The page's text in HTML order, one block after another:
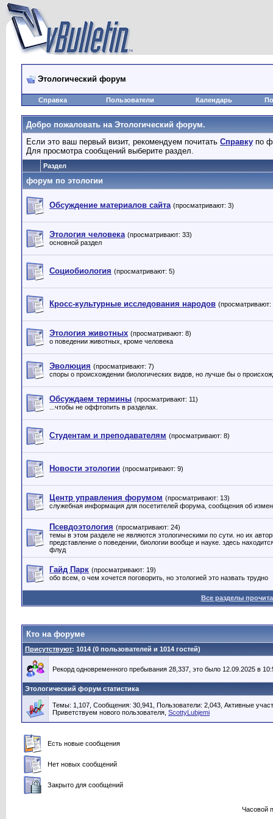
Этологический форум
Справка Пользователи Календарь
Добро пожаловать на Этологический форум.
Если это ваш первый визит, рекомендуем почитать Справку по
Для просмотра сообщений выберите раздел.
Раздел
форум по этологии
Обсуждение материалов сайта (просматривают: 3)
Этология человека (просматривают: 33)
основной раздел
Социобиология (просматривают: 5)
Кросс-культурные исследования народов (просматривают:
Этология животных (просматривают: 8)
о поведении животных, кроме человека
Эволюция (просматривают: 7)
споры о происхождении биологических видов, но лучше бы о
Обсуждаем термины (просматривают: 11)
...чтобы не оффтопить в разделах.
Студентам и преподавателям (просматривают: 8)
Новости этологии (просматривают: 9)
Центр управления форумом (просматривают: 13)
служебная информация для посетителей форума, сообщения об
Псевдоэтология (просматривают: 24)
темы в этом разделе не являются этологическими по сути. но их
представление о поведении, биологии вообще и науке. здесь
флуд
Гайд Парк (просматривают: 19)
обо всем, о чем хочется поговорить, но этологией это назвать трудно
Все разделы
Кто на форуме
Присутствуют: 1014 (0 пользователей и 1014 гостей)
Рекорд одновременного пребывания 28,337, это было 12.09.2025 в
Этологический форум статистика
Темы: 1,107, Сообщения: 30,941, Пользователи: 2,043, Активные
Приветствуем нового пользователя, ScottyLubjemi
Есть новые сообщения
Нет новых сообщений
Закрыто для сообщений
Часовой